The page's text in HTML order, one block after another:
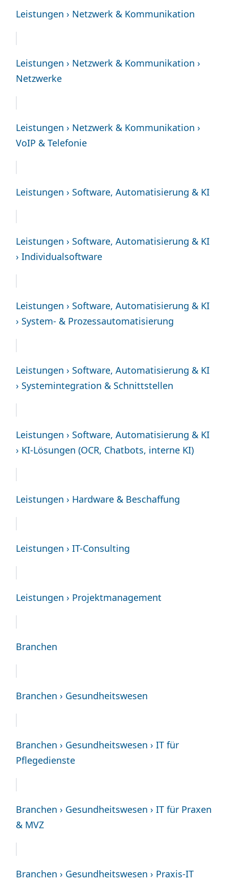
Leistungen › Netzwerk & Kommunikation
Leistungen › Netzwerk & Kommunikation ›
Netzwerke
Leistungen › Netzwerk & Kommunikation ›
VoIP & Telefonie
Leistungen › Software, Automatisierung & KI
Leistungen › Software, Automatisierung & KI
› Individualsoftware
Leistungen › Software, Automatisierung & KI
› System- & Prozessautomatisierung
Leistungen › Software, Automatisierung & KI
› Systemintegration & Schnittstellen
Leistungen › Software, Automatisierung & KI
› KI-Lösungen (OCR, Chatbots, interne KI)
Leistungen › Hardware & Beschaffung
Leistungen › IT-Consulting
Leistungen › Projektmanagement
Branchen
Branchen › Gesundheitswesen
Branchen › Gesundheitswesen › IT für
Pflegedienste
Branchen › Gesundheitswesen › IT für Praxen
& MVZ
Branchen › Gesundheitswesen › Praxis-IT